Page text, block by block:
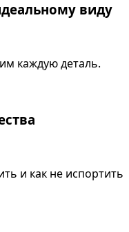
виду
каждую деталь.
и как не испортить